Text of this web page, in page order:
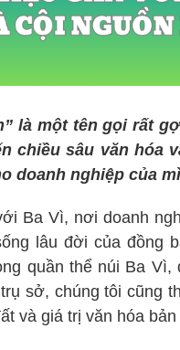
là một tên gọi rất
chiều sâu văn hóa
doanh nghiệp của
Ba Vì, nơi doanh
lâu đời của đồng
quần thể núi Ba
sở, chúng tôi cũng
và giá trị văn hóa bản